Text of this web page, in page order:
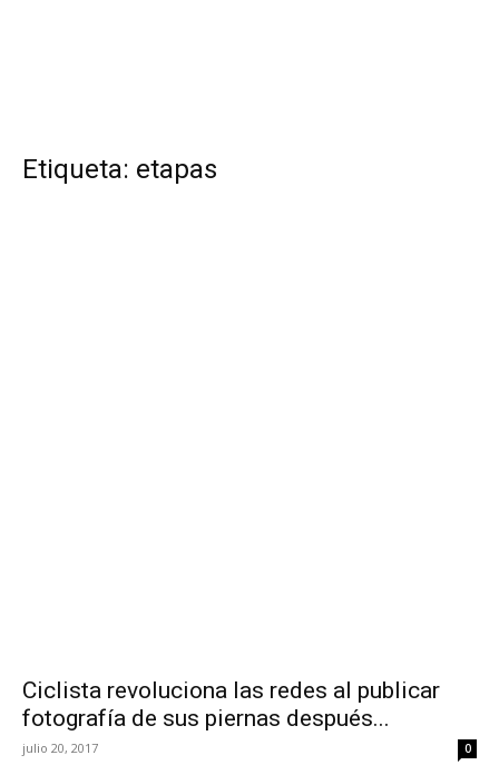
Etiqueta: etapas
Ciclista revoluciona las redes al publicar
fotografía de sus piernas después...
julio 20, 2017 0